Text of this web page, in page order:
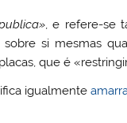
, e refere-se
sobre si mesmas
que é
igualmente